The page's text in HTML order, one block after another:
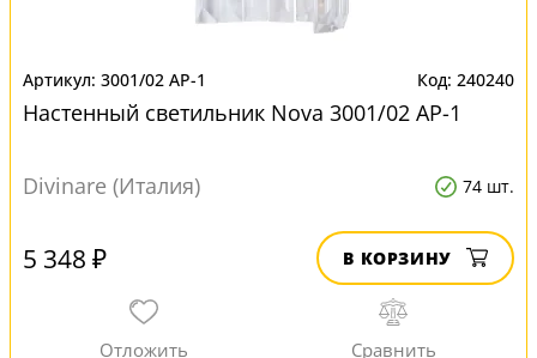
3001/02 AP-1 240240
Настенный светильник Nova 3001/02 AP-1
Divinare (Италия) 74 шт.
5 348 ₽ В КОРЗИНУ